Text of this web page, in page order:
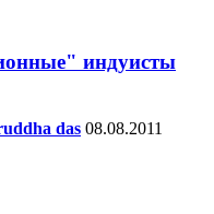
индуисты
das 08.08.2011